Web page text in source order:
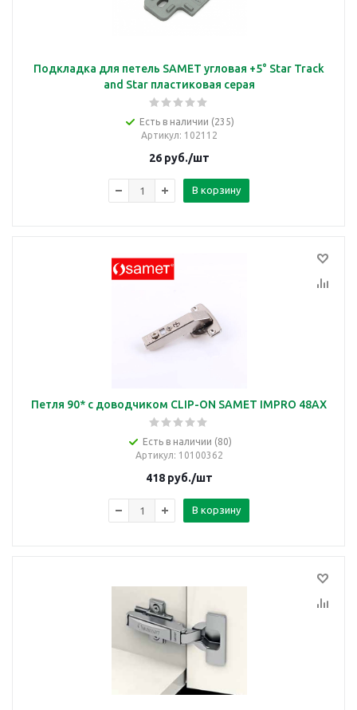
Подкладка для петель SAMET угловая +5° Star Track
and Star пластиковая серая
Есть в наличии (235)
Артикул: 102112
26руб./шт
В корзину
Петля 90* с доводчиком CLIP-ON SAMET IMPRO 48AX
Есть в наличии (80)
Артикул: 10100362
418руб./шт
В корзину